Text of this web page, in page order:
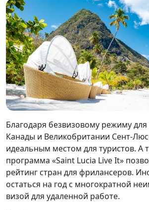
Благодаря безвизовому режиму
Канады и Великобритании Сент-
идеальным местом для туристов. А
программа «Saint Lucia Live It»
рейтинг стран для фрилансеров.
остаться на год с многократной
визой для удаленной работе.